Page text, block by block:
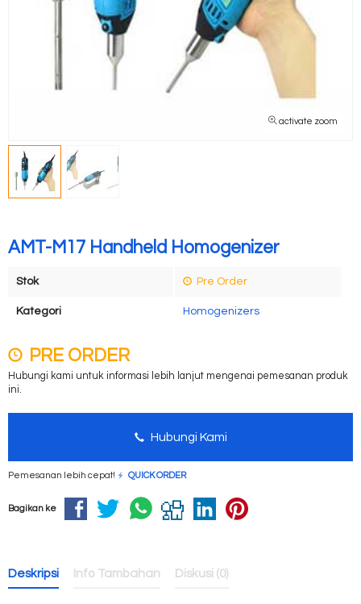
activate zoom
AMT-M17 Handheld Homogenizer
Stok Pre Order
Kategori Homogenizers
PRE ORDER
Hubungi kami untuk informasi lebih lanjut mengenai pemesanan produk
ini.
Hubungi Kami
Pemesanan lebih cepat! QUICK ORDER
Bagikan ke
Deskripsi Info Tambahan Diskusi (0)